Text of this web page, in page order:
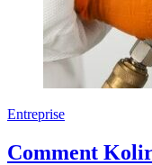
Entreprise
Comment